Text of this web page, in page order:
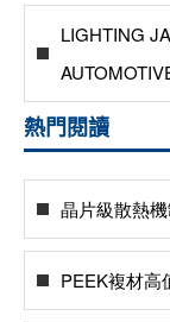
LIGHTING
熱門閱讀
晶片級散熱
PEEK複材高